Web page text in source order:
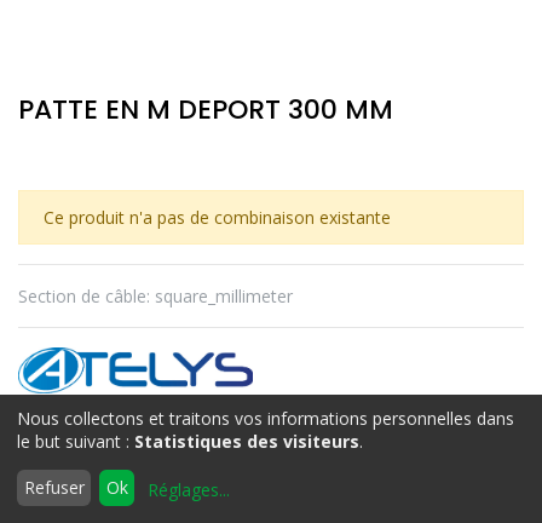
Accueil Rechercher
PATTE EN M DEPORT 300 MM
Ce produit n'a pas de combinaison existante
Section de câble: square_millimeter
ATELYS
Termes et conditions
Nous collectons et traitons vos informations personnelles dans
le but suivant : Statistiques des visiteurs.
Refuser Ok Réglages...